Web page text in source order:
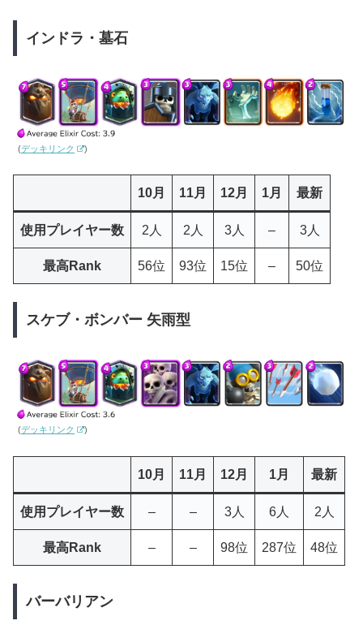
インドラ・墓石
(デッキリンク )
10月 11月 12月 1月 最新
使用プレイヤー数 2人 2人 3人 – 3人
最高Rank 56位 93位 15位 – 50位
スケブ・ボンバー 矢雨型
(デッキリンク )
10月 11月 12月 1月 最新
使用プレイヤー数 – – 3人 6人 2人
最高Rank – – 98位 287位 48位
バーバリアン